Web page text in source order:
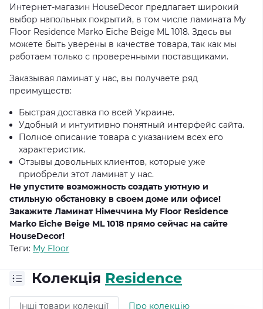
Интернет-магазин HouseDecor предлагает широкий
выбор напольных покрытий, в том числе ламината My
Floor Residence Marko Eiche Beige ML 1018. Здесь вы
можете быть уверены в качестве товара, так как мы
работаем только с проверенными поставщиками.
Заказывая ламинат у нас, вы получаете ряд
преимуществ:
Быстрая доставка по всей Украине.
Удобный и интуитивно понятный интерфейс сайта.
Полное описание товара с указанием всех его
характеристик.
Отзывы довольных клиентов, которые уже
приобрели этот ламинат у нас.
Не упустите возможность создать уютную и
стильную обстановку в своем доме или офисе!
Закажите Ламинат Німеччина My Floor Residence
Marko Eiche Beige ML 1018 прямо сейчас на сайте
HouseDecor!
Теги: My Floor
Колекція Residence
Інші товари колекції Про колекцію